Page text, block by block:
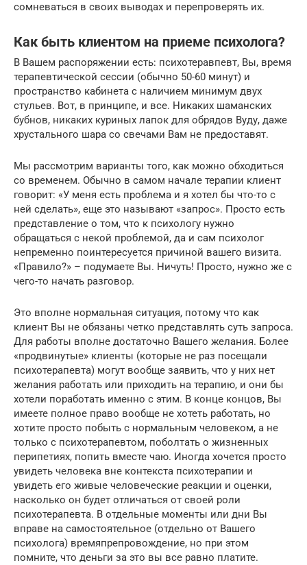
сомневаться в своих выводах и перепроверять их.
Как быть клиентом на приеме психолога?
В Вашем распоряжении есть: психотеравпевт, Вы, время
терапевтической сессии (обычно 50-60 минут) и
пространство кабинета с наличием минимум двух
стульев. Вот, в принципе, и все. Никаких шаманских
бубнов, никаких куриных лапок для обрядов Вуду, даже
хрустального шара со свечами Вам не предоставят.
Мы рассмотрим варианты того, как можно обходиться
со временем. Обычно в самом начале терапии клиент
говорит: «У меня есть проблема и я хотел бы что-то с
ней сделать», еще это называют «запрос». Просто есть
представление о том, что к психологу нужно
обращаться с некой проблемой, да и сам психолог
непременно поинтересуется причиной вашего визита.
«Правило?» – подумаете Вы. Ничуть! Просто, нужно же с
чего-то начать разговор.
Это вполне нормальная ситуация, потому что как
клиент Вы не обязаны четко представлять суть запроса.
Для работы вполне достаточно Вашего желания. Более
«продвинутые» клиенты (которые не раз посещали
психотерапевта) могут вообще заявить, что у них нет
желания работать или приходить на терапию, и они бы
хотели поработать именно с этим. В конце концов, Вы
имеете полное право вообще не хотеть работать, но
хотите просто побыть с нормальным человеком, а не
только с психотерапевтом, поболтать о жизненных
перипетиях, попить вместе чаю. Иногда хочется просто
увидеть человека вне контекста психотерапии и
увидеть его живые человеческие реакции и оценки,
насколько он будет отличаться от своей роли
психотерапевта. В отдельные моменты или дни Вы
вправе на самостоятельное (отдельно от Вашего
психолога) времяпрепровождение, но при этом
помните, что деньги за это вы все равно платите.